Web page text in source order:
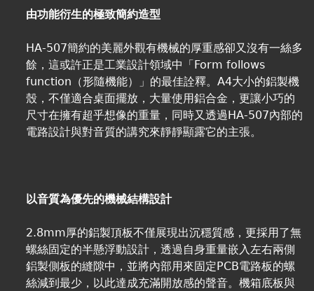
由功能衍生的極致簡約造型
HA-507簡約的美麗外觀有機械的厚重感卻又沒有一絲多
餘，這或許正是工業設計領域中「Form follows
function（形隨機能）」的最佳詮釋。A4大小的鋁製機
殼，不僅適合桌面擺放，大量使用鋁合金，更讓小巧的
尺寸在擁有超乎想像的重量，同時又透過HA-507內部的
電路設計與對音質的講究來靜靜顯露它的主張。
以音質為優先的機械結構設計
2.8mm厚的鋁製頂板不僅展現出沉穩質感，更採用了無
螺絲固定的半懸浮動設計，透過自身重量嵌入左右兩側
鋁製側板的縫隙中，並將內部用來固定PCB電路板的螺
絲減到最少，以此達成充滿開放感的聲音。機箱底板與